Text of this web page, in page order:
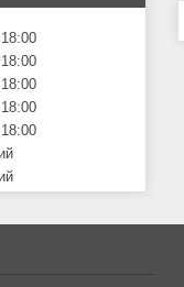
18:00
18:00
18:00
18:00
18:00